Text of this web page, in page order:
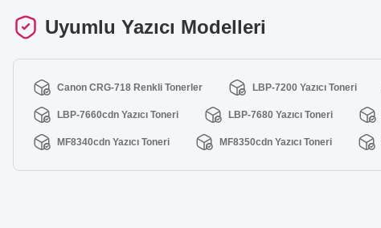
Uyumlu Yazıcı Modelleri
Canon CRG-718 Renkli Tonerler LBP-7200 Yazıcı Toneri
LBP-7660cdn Yazıcı Toneri LBP-7680 Yazıcı Toneri
MF8340cdn Yazıcı Toneri MF8350cdn Yazıcı Toneri